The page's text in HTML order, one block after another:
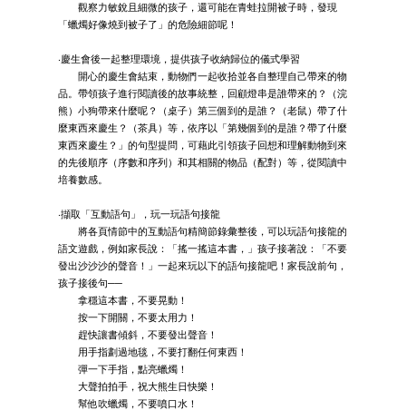
觀察力敏銳且細微的孩子，還可能在青蛙拉開被子時，發現
「蠟燭好像燒到被子了」的危險細節呢！
‧慶生會後一起整理環境，提供孩子收納歸位的儀式學習
開心的慶生會結束，動物們一起收拾並各自整理自己帶來的物
品。帶領孩子進行閱讀後的故事統整，回顧燈串是誰帶來的？（浣
熊）小狗帶來什麼呢？（桌子）第三個到的是誰？（老鼠）帶了什
麼東西來慶生？（茶具）等，依序以「第幾個到的是誰？帶了什麼
東西來慶生？」的句型提問，可藉此引領孩子回想和理解動物到來
的先後順序（序數和序列）和其相關的物品（配對）等，從閱讀中
培養數感。
‧擷取「互動語句」，玩一玩語句接龍
將各頁情節中的互動語句精簡節錄彙整後，可以玩語句接龍的
語文遊戲，例如家長說：「搖一搖這本書，」孩子接著說：「不要
發出沙沙沙的聲音！」一起來玩以下的語句接龍吧！家長說前句，
孩子接後句──
拿穩這本書，不要晃動！
按一下開關，不要太用力！
趕快讓書傾斜，不要發出聲音！
用手指劃過地毯，不要打翻任何東西！
彈一下手指，點亮蠟燭！
大聲拍拍手，祝大熊生日快樂！
幫他吹蠟燭，不要噴口水！